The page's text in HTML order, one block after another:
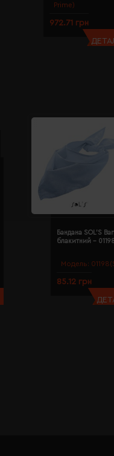
Prime)
972.71 грн
Модель:
Бандана SOL'S
блакитний -
85.12 грн